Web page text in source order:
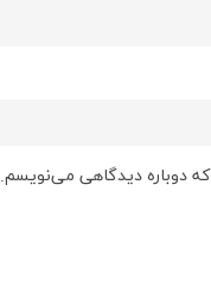
که دوباره دیدگاهی می‌نویسم.